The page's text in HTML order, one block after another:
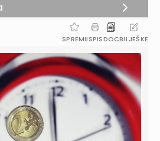
SPREMIISPISDOCBILJEŠKE